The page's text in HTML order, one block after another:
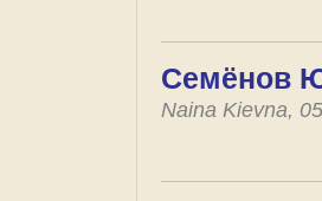
Семёнов
Naina Kievna,